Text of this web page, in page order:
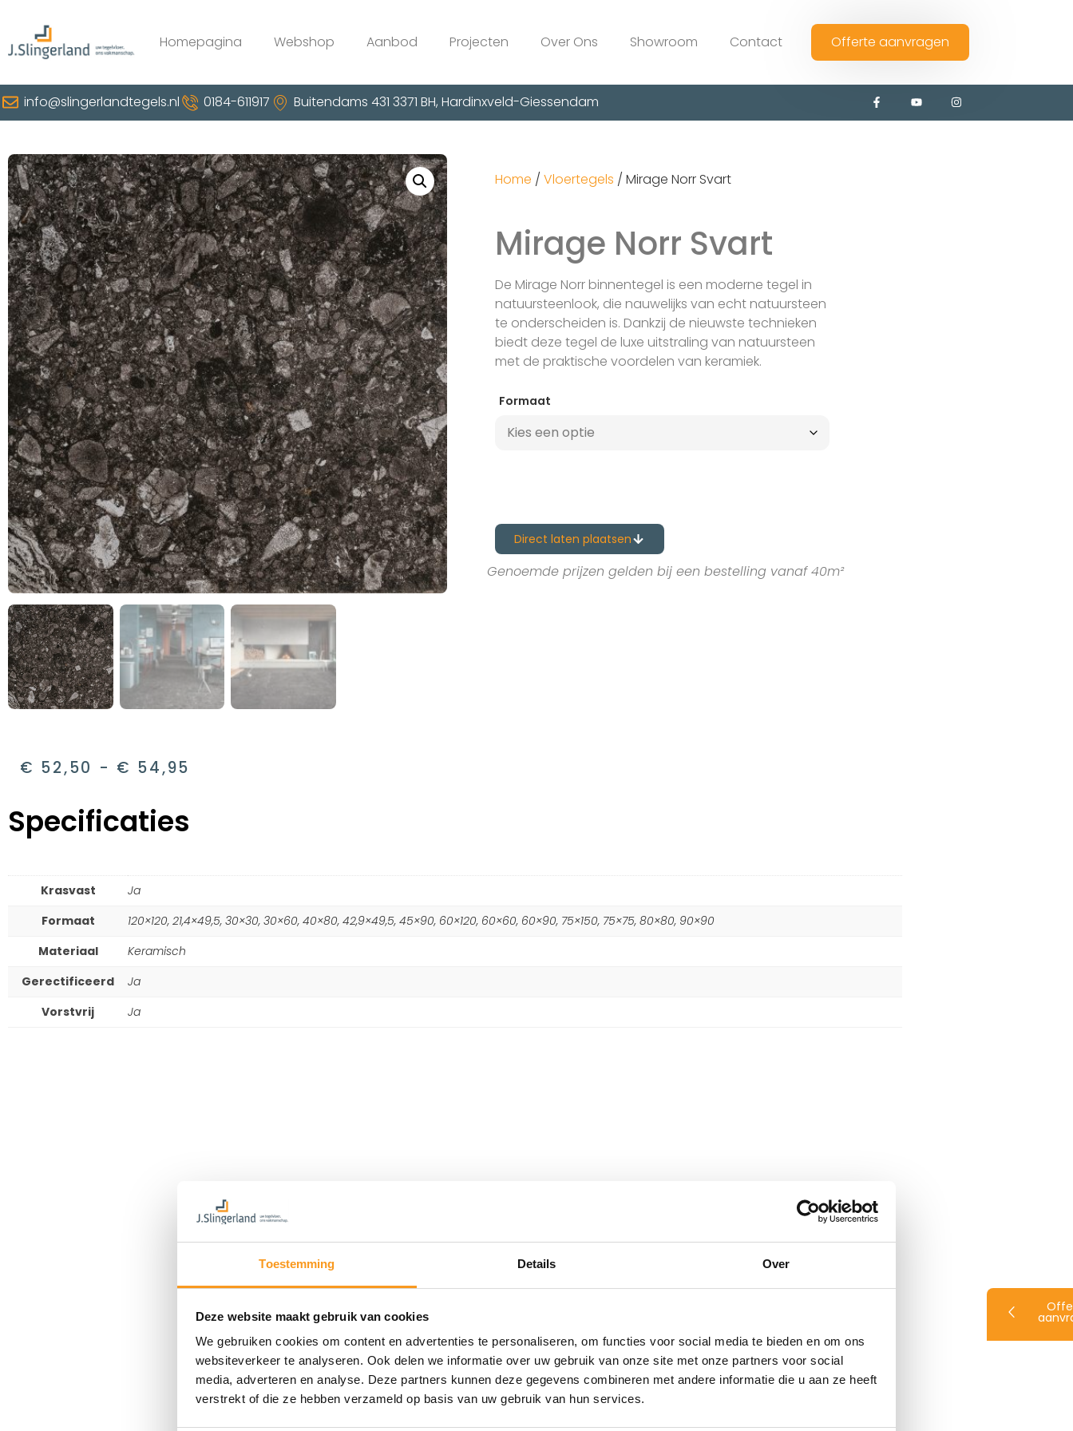
Toestemming Details Over
Deze website maakt gebruik van cookies
We gebruiken cookies om content en advertenties te personaliseren, om functies voor social media te bieden en om ons
websiteverkeer te analyseren. Ook delen we informatie over uw gebruik van onze site met onze partners voor social
media, adverteren en analyse. Deze partners kunnen deze gegevens combineren met andere informatie die u aan ze heeft
verstrekt of die ze hebben verzameld op basis van uw gebruik van hun services.
Homepagina Webshop Aanbod Projecten Over Ons Showroom Contact Offerte aanvragen
info@slingerlandtegels.nl 0184-611917 Buitendams 431 3371 BH, Hardinxveld-Giessendam
€ 52,50 - € 54,95
Home / Vloertegels / Mirage Norr Svart
Mirage Norr Svart
De Mirage Norr binnentegel is een moderne tegel in
natuursteenlook, die nauwelijks van echt natuursteen
te onderscheiden is. Dankzij de nieuwste technieken
biedt deze tegel de luxe uitstraling van natuursteen
met de praktische voordelen van keramiek.
Formaat
Direct laten plaatsen
Genoemde prijzen gelden bij een bestelling vanaf 40m²
Specificaties
Krasvast
Ja
Formaat
120×120, 21,4×49,5, 30×30, 30×60, 40×80, 42,9×49,5, 45×90, 60×120, 60×60, 60×90, 75×150, 75×75, 80×80, 90×90
Materiaal
Keramisch
Gerectificeerd
Ja
Vorstvrij
Ja